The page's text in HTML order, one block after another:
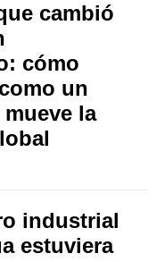
cambió
cómo
un
la
industrial
estuviera